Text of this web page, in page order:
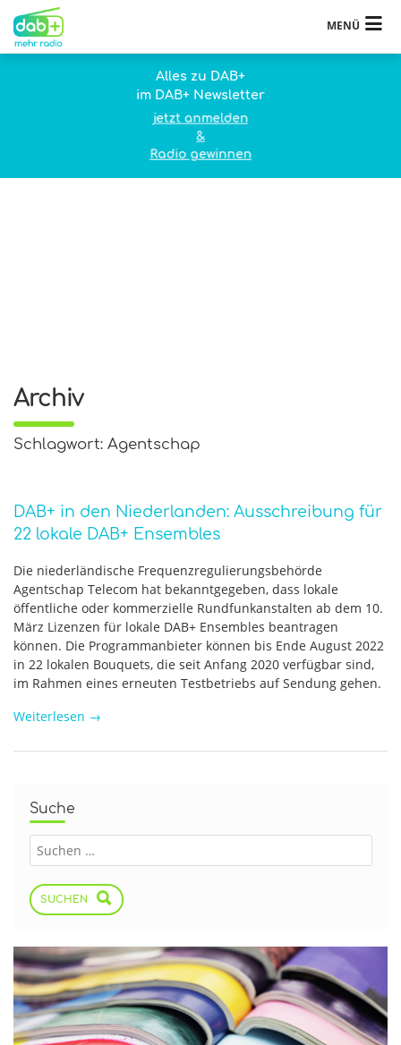
MENÜ
Alles zu DAB+
im DAB+ Newsletter
jetzt anmelden
&
Radio gewinnen
Archiv
Schlagwort: Agentschap
DAB+ in den Niederlanden: Ausschreibung für
22 lokale DAB+ Ensembles
Die niederländische Frequenzregulierungsbehörde
Agentschap Telecom hat bekanntgegeben, dass lokale
öffentliche oder kommerzielle Rundfunkanstalten ab dem 10.
März Lizenzen für lokale DAB+ Ensembles beantragen
können. Die Programmanbieter können bis Ende August 2022
in 22 lokalen Bouquets, die seit Anfang 2020 verfügbar sind,
im Rahmen eines erneuten Testbetriebs auf Sendung gehen.
Weiterlesen →
Suche
SUCHEN